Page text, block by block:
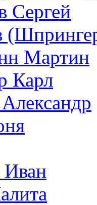
Сергей
Мартин
Карл